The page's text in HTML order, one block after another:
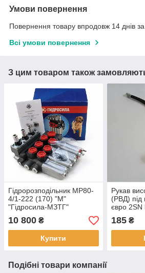
Умови повернення
Повернення товару впродовж 14 днів
Всі умови повернення
З цим товаром також
Гідророзподільник МР80-
4/1-222 (170) "М"
"Гідросила-МЗТГ"
10 800 ₴
Купити
Рукав
(РВД) під
євро 2SN
185₴
Подібні товари компанії